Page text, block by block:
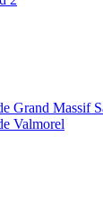
Grand Massif
Valmorel